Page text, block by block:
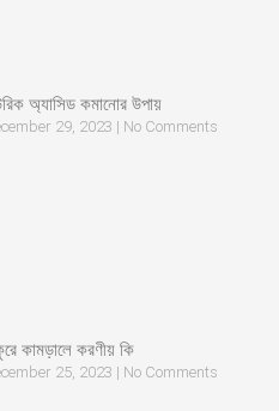
অ্যাসিড কমানোর উপায়
29, 2023 No Comments
কামড়ালে করণীয় কি
25, 2023 No Comments